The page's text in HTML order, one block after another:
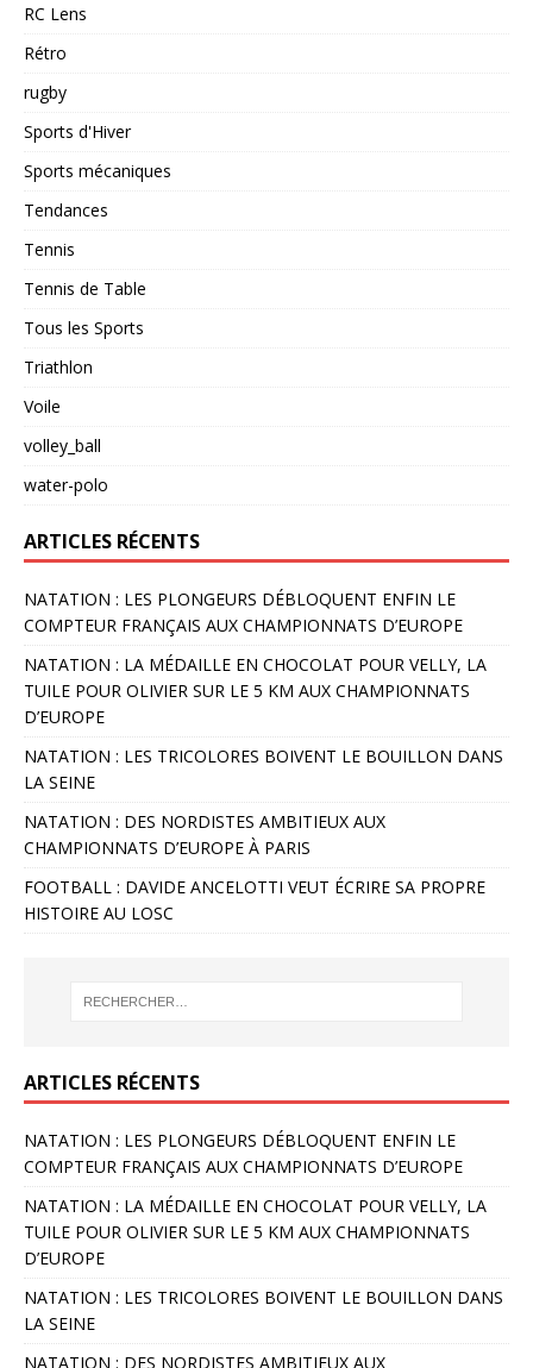
RC Lens
Rétro
rugby
Sports d'Hiver
Sports mécaniques
Tendances
Tennis
Tennis de Table
Tous les Sports
Triathlon
Voile
volley_ball
water-polo
ARTICLES RÉCENTS
NATATION : LES PLONGEURS DÉBLOQUENT ENFIN LE
COMPTEUR FRANÇAIS AUX CHAMPIONNATS D’EUROPE
NATATION : LA MÉDAILLE EN CHOCOLAT POUR VELLY, LA
TUILE POUR OLIVIER SUR LE 5 KM AUX CHAMPIONNATS
D’EUROPE
NATATION : LES TRICOLORES BOIVENT LE BOUILLON DANS
LA SEINE
NATATION : DES NORDISTES AMBITIEUX AUX
CHAMPIONNATS D’EUROPE À PARIS
FOOTBALL : DAVIDE ANCELOTTI VEUT ÉCRIRE SA PROPRE
HISTOIRE AU LOSC
ARTICLES RÉCENTS
NATATION : LES PLONGEURS DÉBLOQUENT ENFIN LE
COMPTEUR FRANÇAIS AUX CHAMPIONNATS D’EUROPE
NATATION : LA MÉDAILLE EN CHOCOLAT POUR VELLY, LA
TUILE POUR OLIVIER SUR LE 5 KM AUX CHAMPIONNATS
D’EUROPE
NATATION : LES TRICOLORES BOIVENT LE BOUILLON DANS
LA SEINE
NATATION : DES NORDISTES AMBITIEUX AUX